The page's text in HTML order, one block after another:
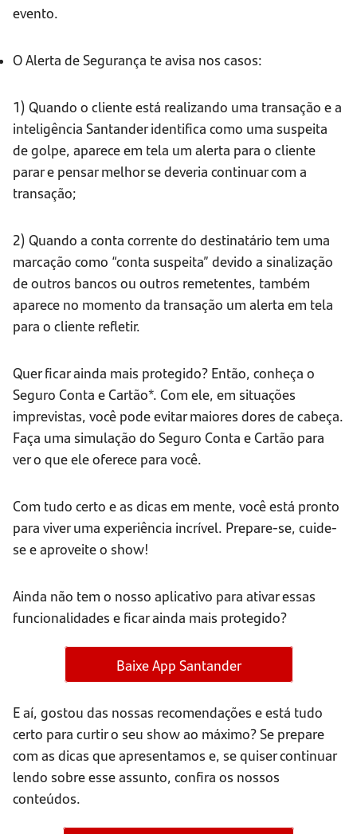
evento.
O Alerta de Segurança te avisa nos casos:
1) Quando o cliente está realizando uma transação e a
inteligência Santander identifica como uma suspeita
de golpe, aparece em tela um alerta para o cliente
parar e pensar melhor se deveria continuar com a
transação;
2) Quando a conta corrente do destinatário tem uma
marcação como “conta suspeita” devido a sinalização
de outros bancos ou outros remetentes, também
aparece no momento da transação um alerta em tela
para o cliente refletir.
Quer ficar ainda mais protegido? Então, conheça o
Seguro Conta e Cartão*. Com ele, em situações
imprevistas, você pode evitar maiores dores de cabeça.
Faça uma simulação do Seguro Conta e Cartão para
ver o que ele oferece para você.
Com tudo certo e as dicas em mente, você está pronto
para viver uma experiência incrível. Prepare-se, cuide-
se e aproveite o show!
Ainda não tem o nosso aplicativo para ativar essas
funcionalidades e ficar ainda mais protegido?
Baixe App Santander
E aí, gostou das nossas recomendações e está tudo
certo para curtir o seu show ao máximo? Se prepare
com as dicas que apresentamos e, se quiser continuar
lendo sobre esse assunto, confira os nossos
conteúdos.